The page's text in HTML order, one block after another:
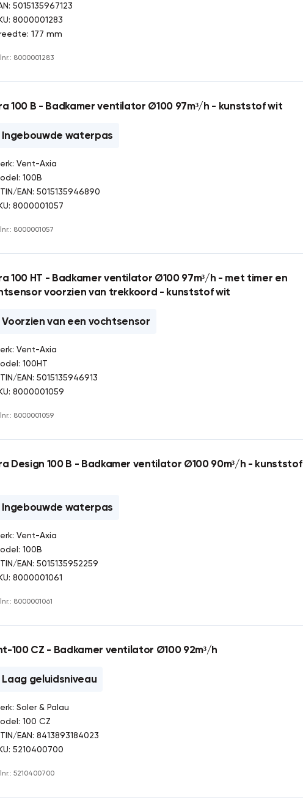
5015135967123
8000001283
177 mm
8000001283
100 B - Badkamer ventilator Ø100 97m³/h - kunststof wit
Ingebouwde waterpas
Vent-Axia
100B
EAN: 5015135946890
8000001057
8000001057
100 HT - Badkamer ventilator Ø100 97m³/h - met timer en
voorzien van trekkoord - kunststof wit
Voorzien van een vochtsensor
Vent-Axia
100HT
EAN: 5015135946913
8000001059
8000001059
Design 100 B - Badkamer ventilator Ø100 90m³/h - kunststof
Ingebouwde waterpas
Vent-Axia
100B
EAN: 5015135952259
8000001061
8000001061
100 CZ - Badkamer ventilator Ø100 92m³/h
Laag geluidsniveau
Soler & Palau
100 CZ
EAN: 8413893184023
5210400700
5210400700